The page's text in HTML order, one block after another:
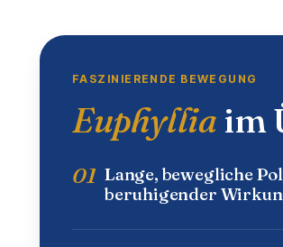
FASZINIERENDE BEWEGUNG
Euphylliaim
01 Lange, bewegliche
beruhigender